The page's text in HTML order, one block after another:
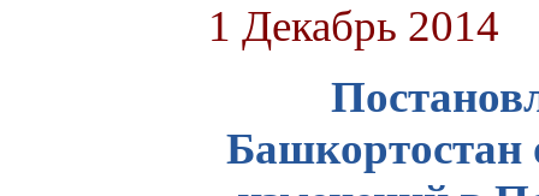
1 Декабрь 2014
Башкортостан